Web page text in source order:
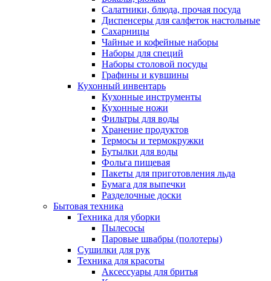
Салатники, блюда, прочая посуда
Диспенсеры для салфеток настольные
Сахарницы
Чайные и кофейные наборы
Наборы для специй
Наборы столовой посуды
Графины и кувшины
Кухонный инвентарь
Кухонные инструменты
Кухонные ножи
Фильтры для воды
Хранение продуктов
Термосы и термокружки
Бутылки для воды
Фольга пищевая
Пакеты для приготовления льда
Бумага для выпечки
Разделочные доски
Бытовая техника
Техника для уборки
Пылесосы
Паровые швабры (полотеры)
Сушилки для рук
Техника для красоты
Аксессуары для бритья